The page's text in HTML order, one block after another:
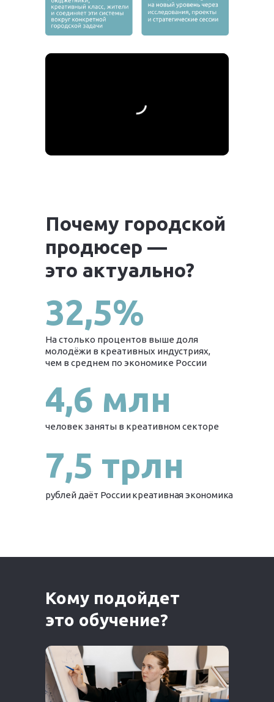
рублей даёт России креативная экономика
человек заняты в креативном секторе
7,5 трлн
4,6 млн
32,5%
На столько процентов выше доля
молодёжи в креативных индустриях,
чем в среднем по экономике России
Почему городской
продюсер —
это актуально?
Кому подойдет
это обучение?